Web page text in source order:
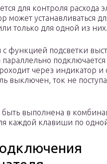
для контроля расхода
может устанавливаться
только для одной из них.
функцией подсветки
через индикатор и
выключен, ток не
выполнена в
каждой клавиши по